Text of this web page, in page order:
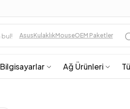
AsusKulaklıkMouseOEM Paketler
Bilgisayarlar Ağ Ürünleri